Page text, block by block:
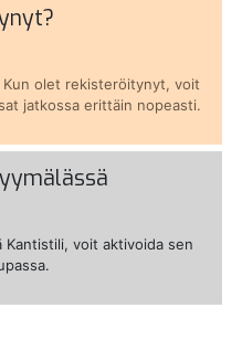
Kun olet rekisteröitynyt, voit
jatkossa erittäin nopeasti.
Kantistili, voit aktivoida sen